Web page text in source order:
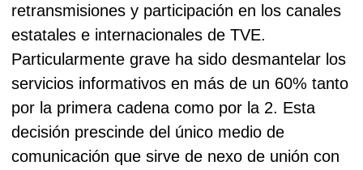
retransmisiones y participación en los canales
estatales e internacionales de TVE.
Particularmente grave ha sido desmantelar los
servicios informativos en más de un 60% tanto
por la primera cadena como por la 2. Esta
decisión prescinde del único medio de
comunicación que sirve de nexo de unión con